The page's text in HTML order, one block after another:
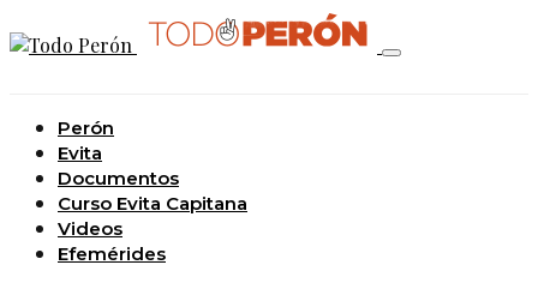
Perón
Evita
Documentos
Curso Evita Capitana
Videos
Efemérides